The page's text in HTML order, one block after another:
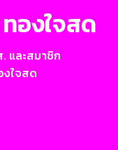
องใจสด
และสมาชิก
ใจสด